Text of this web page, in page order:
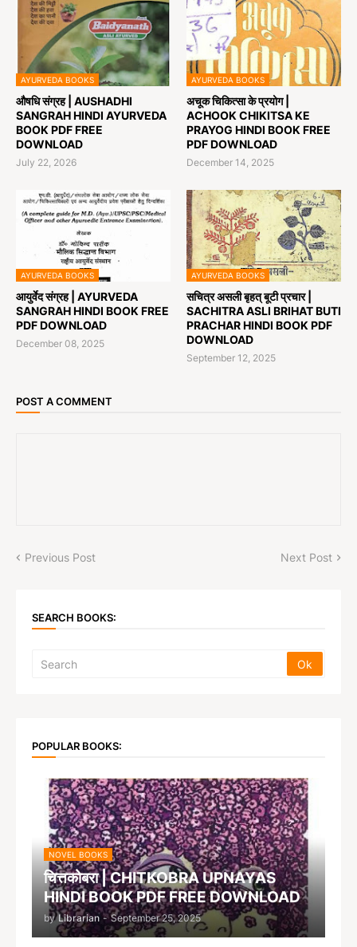
AYURVEDA BOOKS
औषधि संग्रह | AUSHADHI
SANGRAH HINDI AYURVEDA
BOOK PDF FREE
DOWNLOAD
July 22, 2026
AYURVEDA BOOKS
अचूक चिकित्सा के प्रयोग |
ACHOOK CHIKITSA KE
PRAYOG HINDI BOOK FREE
PDF DOWNLOAD
December 14, 2025
AYURVEDA BOOKS
आयुर्वेद संग्रह | AYURVEDA
SANGRAH HINDI BOOK FREE
PDF DOWNLOAD
December 08, 2025
AYURVEDA BOOKS
सचित्र असली बृहत् बूटी प्रचार |
SACHITRA ASLI BRIHAT BUTI
PRACHAR HINDI BOOK PDF
DOWNLOAD
September 12, 2025
POST A COMMENT
Previous Post Next Post
SEARCH BOOKS:
POPULAR BOOKS:
NOVEL BOOKS
चित्तकोबरा | CHITKOBRA UPNAYAS
HINDI BOOK PDF FREE DOWNLOAD
by Librarian - September 25, 2025